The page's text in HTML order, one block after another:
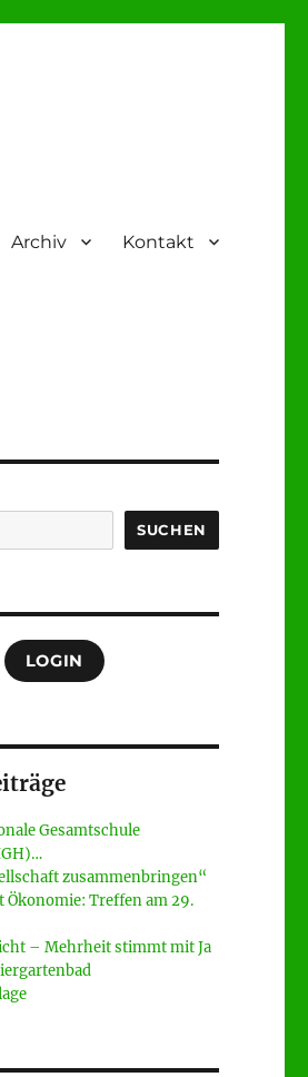
Archiv Kontakt
SUCHEN
LOGIN
Gesamtschule
zusammenbringen“
Ökonomie: Treffen am 29.
– Mehrheit stimmt mit Ja